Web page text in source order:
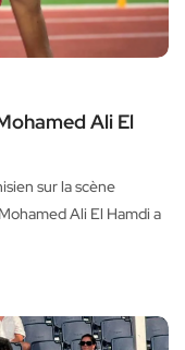
Ali El
sur la scène
Ali El Hamdi a